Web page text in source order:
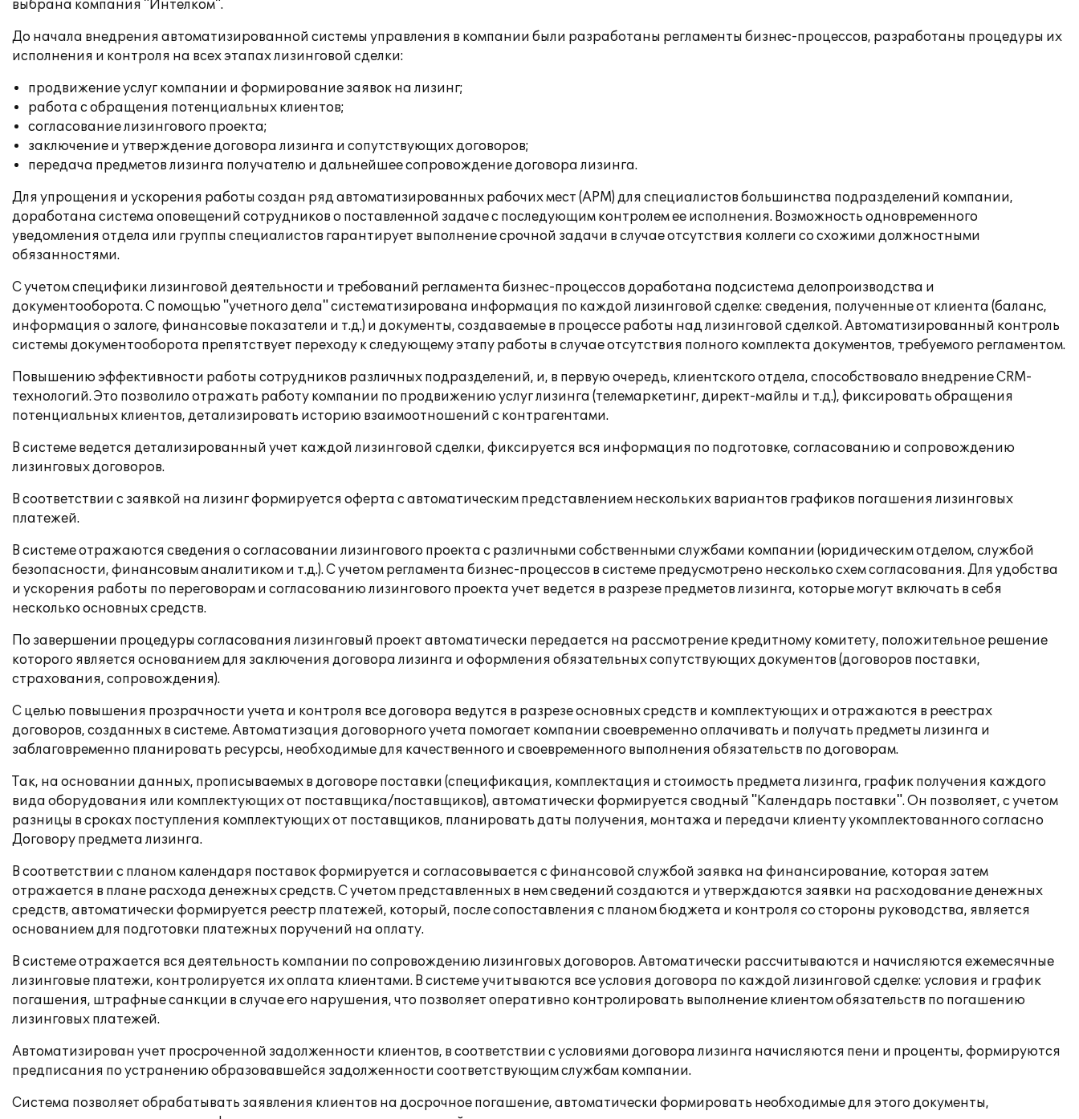
выбрана компания "Интелком".
До начала внедрения автоматизированной системы управления в компании были разработаны регламенты бизнес-процессов, разработаны процедуры их
исполнения и контроля на всех этапах лизинговой сделки:
продвижение услуг компании и формирование заявок на лизинг;
работа с обращения потенциальных клиентов;
согласование лизингового проекта;
заключение и утверждение договора лизинга и сопутствующих договоров;
передача предметов лизинга получателю и дальнейшее сопровождение договора лизинга.
Для упрощения и ускорения работы создан ряд автоматизированных рабочих мест (АРМ) для специалистов большинства подразделений компании,
доработана система оповещений сотрудников о поставленной задаче с последующим контролем ее исполнения. Возможность одновременного
уведомления отдела или группы специалистов гарантирует выполнение срочной задачи в случае отсутствия коллеги со схожими должностными
обязанностями.
С учетом специфики лизинговой деятельности и требований регламента бизнес-процессов доработана подсистема делопроизводства и
документооборота. С помощью "учетного дела" систематизирована информация по каждой лизинговой сделке: сведения, полученные от клиента (баланс,
информация о залоге, финансовые показатели и т.д.) и документы, создаваемые в процессе работы над лизинговой сделкой. Автоматизированный контроль
системы документооборота препятствует переходу к следующему этапу работы в случае отсутствия полного комплекта документов, требуемого регламентом.
Повышению эффективности работы сотрудников различных подразделений, и, в первую очередь, клиентского отдела, способствовало внедрение СRM-
технологий. Это позволило отражать работу компании по продвижению услуг лизинга (телемаркетинг, директ-майлы и т.д.), фиксировать обращения
потенциальных клиентов, детализировать историю взаимоотношений с контрагентами.
В системе ведется детализированный учет каждой лизинговой сделки, фиксируется вся информация по подготовке, согласованию и сопровождению
лизинговых договоров.
В соответствии с заявкой на лизинг формируется оферта с автоматическим представлением нескольких вариантов графиков погашения лизинговых
платежей.
В системе отражаются сведения о согласовании лизингового проекта с различными собственными службами компании (юридическим отделом, службой
безопасности, финансовым аналитиком и т.д.). С учетом регламента бизнес-процессов в системе предусмотрено несколько схем согласования. Для удобства
и ускорения работы по переговорам и согласованию лизингового проекта учет ведется в разрезе предметов лизинга, которые могут включать в себя
несколько основных средств.
По завершении процедуры согласования лизинговый проект автоматически передается на рассмотрение кредитному комитету, положительное решение
которого является основанием для заключения договора лизинга и оформления обязательных сопутствующих документов (договоров поставки,
страхования, сопровождения).
С целью повышения прозрачности учета и контроля все договора ведутся в разрезе основных средств и комплектующих и отражаются в реестрах
договоров, созданных в системе. Автоматизация договорного учета помогает компании своевременно оплачивать и получать предметы лизинга и
заблаговременно планировать ресурсы, необходимые для качественного и своевременного выполнения обязательств по договорам.
Так, на основании данных, прописываемых в договоре поставки (спецификация, комплектация и стоимость предмета лизинга, график получения каждого
вида оборудования или комплектующих от поставщика/поставщиков), автоматически формируется сводный "Календарь поставки". Он позволяет, с учетом
разницы в сроках поступления комплектующих от поставщиков, планировать даты получения, монтажа и передачи клиенту укомплектованного согласно
Договору предмета лизинга.
В соответствии с планом календаря поставок формируется и согласовывается с финансовой службой заявка на финансирование, которая затем
отражается в плане расхода денежных средств. С учетом представленных в нем сведений создаются и утверждаются заявки на расходование денежных
средств, автоматически формируется реестр платежей, который, после сопоставления с планом бюджета и контроля со стороны руководства, является
основанием для подготовки платежных поручений на оплату.
В системе отражается вся деятельность компании по сопровождению лизинговых договоров. Автоматически рассчитываются и начисляются ежемесячные
лизинговые платежи, контролируется их оплата клиентами. В системе учитываются все условия договора по каждой лизинговой сделке: условия и график
погашения, штрафные санкции в случае его нарушения, что позволяет оперативно контролировать выполнение клиентом обязательств по погашению
лизинговых платежей.
Автоматизирован учет просроченной задолженности клиентов, в соответствии с условиями договора лизинга начисляются пени и проценты, формируются
предписания по устранению образовавшейся задолженности соответствующим службам компании.
Система позволяет обрабатывать заявления клиентов на досрочное погашение, автоматически формировать необходимые для этого документы,